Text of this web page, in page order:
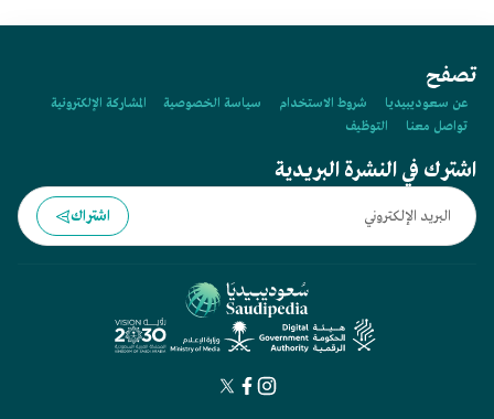
تصفح
عن سعوديبيديا شروط الاستخدام سياسة الخصوصية
المشاركة الإلكترونية
تواصل معنا
التوظيف
اشترك في النشرة البريدية
اشتراك